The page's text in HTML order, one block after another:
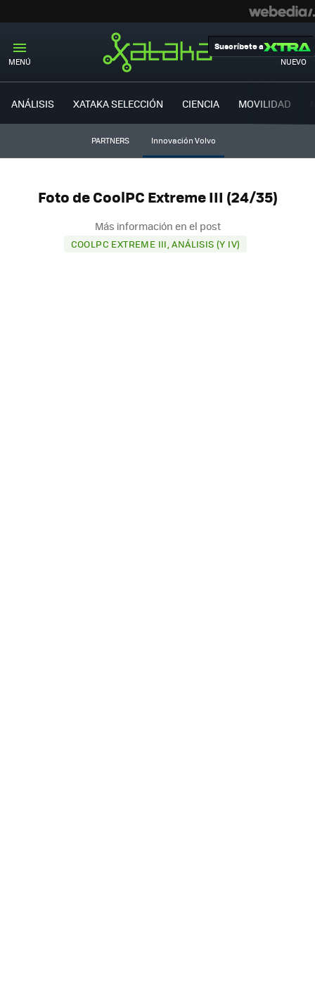
MENÚ NUEVO
Suscríbete a
ANÁLISIS XATAKA SELECCIÓN CIENCIA MOVILIDAD
PARTNERS Innovación Volvo
Foto de CoolPC Extreme III (24/35)
Más información en el post
COOLPC EXTREME III, ANÁLISIS (Y IV)